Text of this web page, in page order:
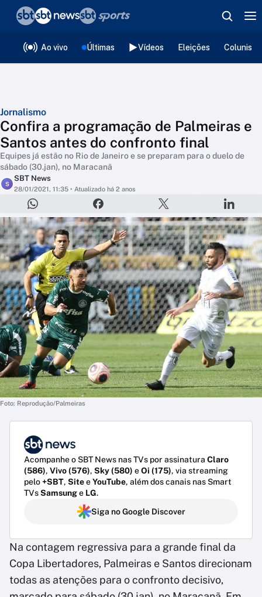
Ao vivo Últimas Vídeos Eleições
Jornalismo
Confira a programação de Palmeiras e
Santos antes do confronto final
Equipes já estão no Rio de Janeiro e se preparam para o duelo de
sábado (30.jan), no Maracanã
S
SBT News
28/01/2021, 11:35 • Atualizado há 2 anos
Foto: Reprodução/Palmeiras
Acompanhe o SBT News nas TVs por assinatura Claro
(586), Vivo (576), Sky (580) eOi (175), via streaming
pelo+SBT, SiteeYouTube, além dos canais nas Smart
TVsSamsunge LG.
Siga no Google Discover
Na contagem regressiva para a grande final da
Copa Libertadores, Palmeiras e Santos direcionam
todas as atenções para o confronto decisivo,
❮voltar
Editorias